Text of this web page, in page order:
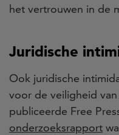
het vertrouwen in de
Juridische
Ook juridische
voor de veiligheid
publiceerde Free
onderzoeksrapport